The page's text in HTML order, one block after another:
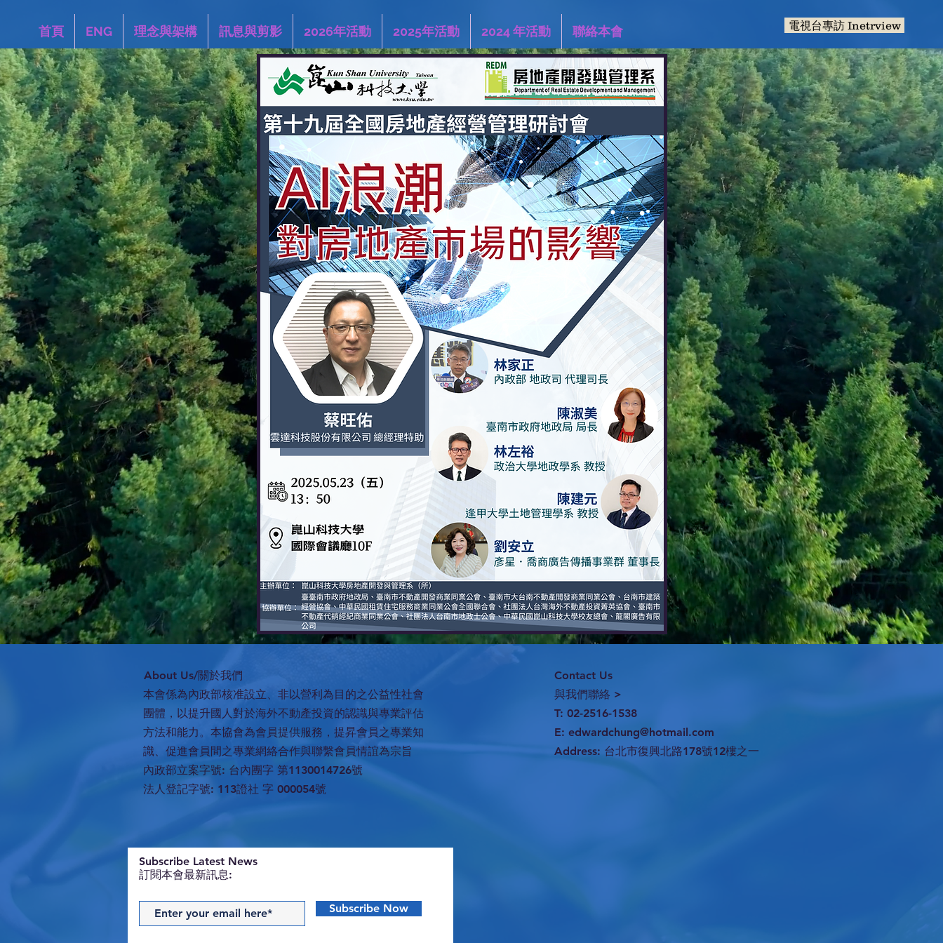
首頁 ENG 理念與架構 訊息與剪影 2026年活動 2025年活動 2024 年活動 聯絡本會 電視台專訪 Inetrview
​About Us/關於我們
本會係為內政部核准設立、非以營利為目的之公益性社會
團體，以提升國人對於海外不動產投資的認識與專業評估
方法和能力。本協會為會員提供服務，提昇會員之專業知
識、促進會員間之專業網絡合作與聯繫會員情誼為宗旨
內政部立案字號: 台內團字 第1130014726號
法人登記字號: 113證社 字 000054號
Contact Us
與我們聯絡 >
T: 02-2516-1538
E: edwardchung@hotmail.com
Address: 台北市復興北路178號12樓之一
​Subscribe Latest News
訂閱本會最新訊息:
Subscribe Now